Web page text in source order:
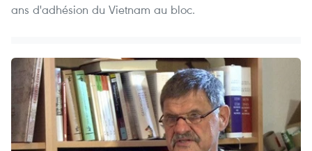
ans d'adhésion du Vietnam au bloc.